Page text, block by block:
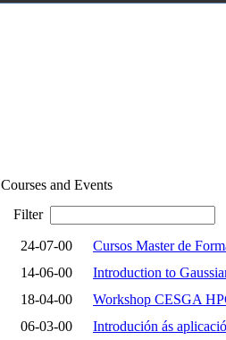
Courses and Events
Filter
24-07-00
Cursos Master de
14-06-00
Introduction to
18-04-00
Workshop CESGA
06-03-00
Introdución ás